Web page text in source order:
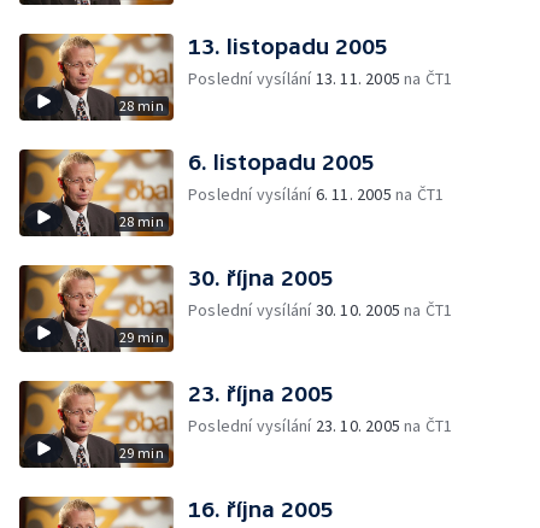
28 min
13. listopadu 2005
Poslední vysílání13. 11. 2005 na ČT1
28 min
6. listopadu 2005
Poslední vysílání6. 11. 2005 na ČT1
29 min
30. října 2005
Poslední vysílání30. 10. 2005 na ČT1
29 min
23. října 2005
Poslední vysílání 23. 10. 2005 na ČT1
16. října 2005